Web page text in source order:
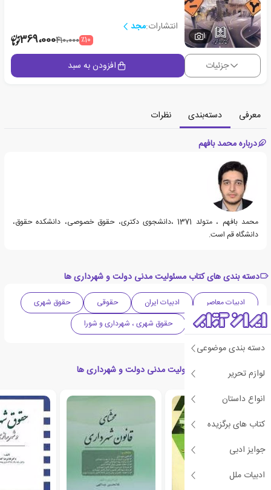
دسته بندی موضوعی
لوازم تحریر
انواع داستان
کتاب های برگزیده
جوایز ادبی
ادبیات ملل
1
انتشارات:مجد
٪10410،000369،000
جزئیات افزودن به سبد
معرفی دسته‌بندی
نظرات
درباره محمد بافهم
محمد بافهم ، متولد 1371 ،دانشجوی دکتری، حقوق خصوصی، دانشکده حقوق،
دانشگاه قم است.
دسته بندی های کتاب مسئولیت مدنی دولت و شهرداری ها
ادبیات معاصر ادبیات ایران حقوقی
حقوق شهری
شهرداری و شورا
حقوق شهری ، شهرداری و شورا
کتاب های مرتبط با مسئولیت مدنی دولت و شهرداری ها